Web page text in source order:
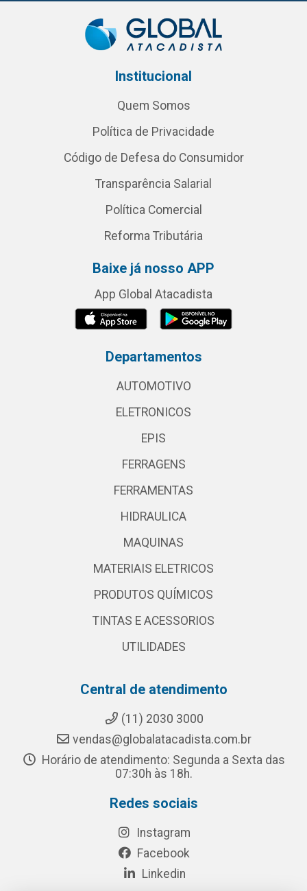
Institucional
Quem Somos
Política de Privacidade
Código de Defesa do Consumidor
Transparência Salarial
Política Comercial
Reforma Tributária
Baixe já nosso APP
App Global Atacadista
Departamentos
AUTOMOTIVO
ELETRONICOS
EPIS
FERRAGENS
FERRAMENTAS
HIDRAULICA
MAQUINAS
MATERIAIS ELETRICOS
PRODUTOS QUÍMICOS
TINTAS E ACESSORIOS
UTILIDADES
Central de atendimento
(11) 2030 3000
vendas@globalatacadista.com.br
Horário de atendimento: Segunda a Sexta das
07:30h às 18h.
Redes sociais
Instagram
Facebook
Linkedin